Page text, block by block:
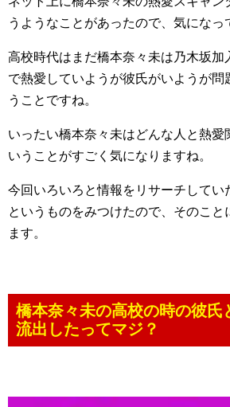
うようなことがあったので、気になっ
高校時代はまだ橋本奈々未は乃木坂加
で熱愛していようが彼氏がいようが問
うことですね。
いったい橋本奈々未はどんな人と熱愛
いうことがすごく気になりますね。
今回いろいろと情報をリサーチしてい
というものをみつけたので、そのこと
ます。
橋本奈々未の高校の時の彼氏
流出したってマジ？